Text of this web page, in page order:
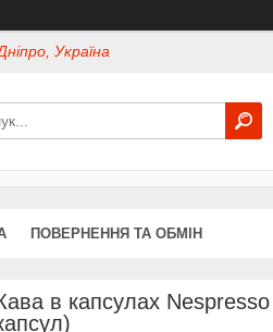
Україна
ПОВЕРНЕННЯ ТА ОБМІН
в капсулах